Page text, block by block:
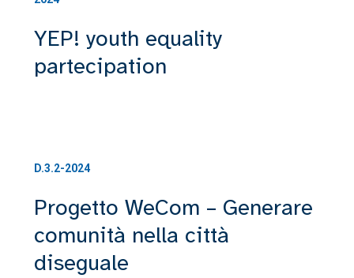
YEP! youth equality
partecipation
D.3.2-2024
Progetto WeCom – Generare
comunità nella città
diseguale